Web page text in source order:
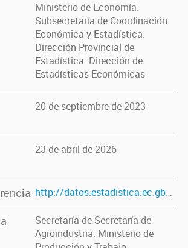
Ministerio de Economía.
Subsecretaría de Coordinación
Económica y Estadística.
Dirección Provincial de
Estadística. Dirección de
Estadísticas Económicas
20 de septiembre de 2023
23 de abril de 2026
http://datos.estadistica.ec.gba.gov.ar/dataset/capturas-pesqueras-anuales-provinciales-principales-especies
Secretaría de Secretaría de
Agroindustria. Ministerio de